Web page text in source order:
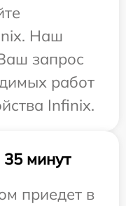
Наш
запрос
работ
Infinix.
минут
приедет в